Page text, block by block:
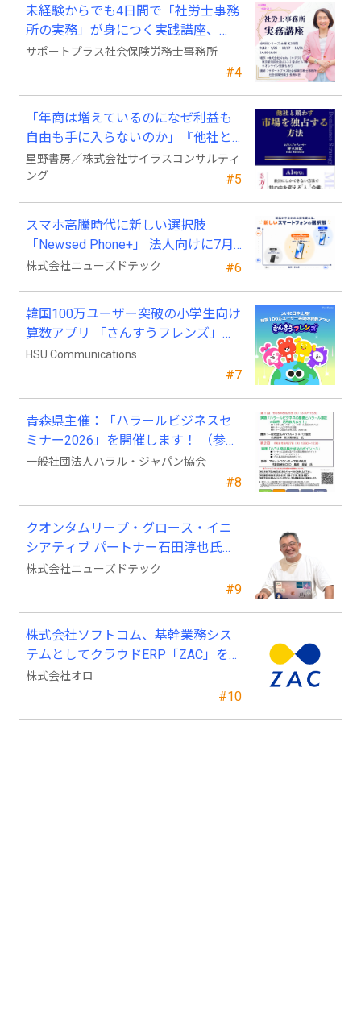
#4
未経験からでも4日間で「社労士事務
所の実務」が身につく実践講座、
2026年9月開講
サポートプラス社会保険労務士事務所
#5
「年商は増えているのになぜ利益も
自由も手に入らないのか」『他社と
競わず 市場を独占する方法』発売
星野書房／株式会社サイラスコンサルティ
ング
#6
スマホ高騰時代に新しい選択肢
「Newsed Phone+」 法人向けに7月
23日から販売開始
株式会社ニューズドテック
#7
韓国100万ユーザー突破の小学生向け
算数アプリ 「さんすうフレンズ」、
ついに日本上陸!
HSU Communications
#8
青森県主催：「ハラールビジネスセ
ミナー2026」を開催します！ （参加
費無料）
一般社団法人ハラル・ジャパン協会
#9
クオンタムリープ・グロース・イニ
シアティブ パートナー石田淳也氏が
ニューズドテックの戦略顧問に就任
株式会社ニューズドテック
#10
株式会社ソフトコム、基幹業務シス
テムとしてクラウドERP「ZAC」を採
用
株式会社オロ